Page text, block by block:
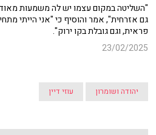
"השליטה במקום עצמו יש לה משמעות
גם אזרחית", אמר והוסיף כי "אני הייתי
פראית, וגם גובלת בקו ירוק".
23/02/2025
יהודה ושומרון עוזי דיין